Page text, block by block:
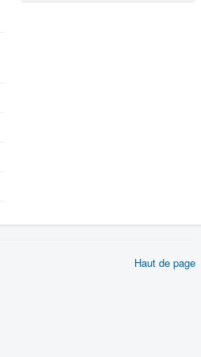
Haut de page